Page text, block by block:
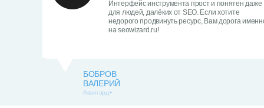
Интерфейс инструмента прост и понятен даже
для людей, далёких от SEO. Если хотите
недорого продвинуть ресурс, Вам дорога
на seowizard.ru!
БОБРОВ
ВАЛЕРИЙ
Авангард+